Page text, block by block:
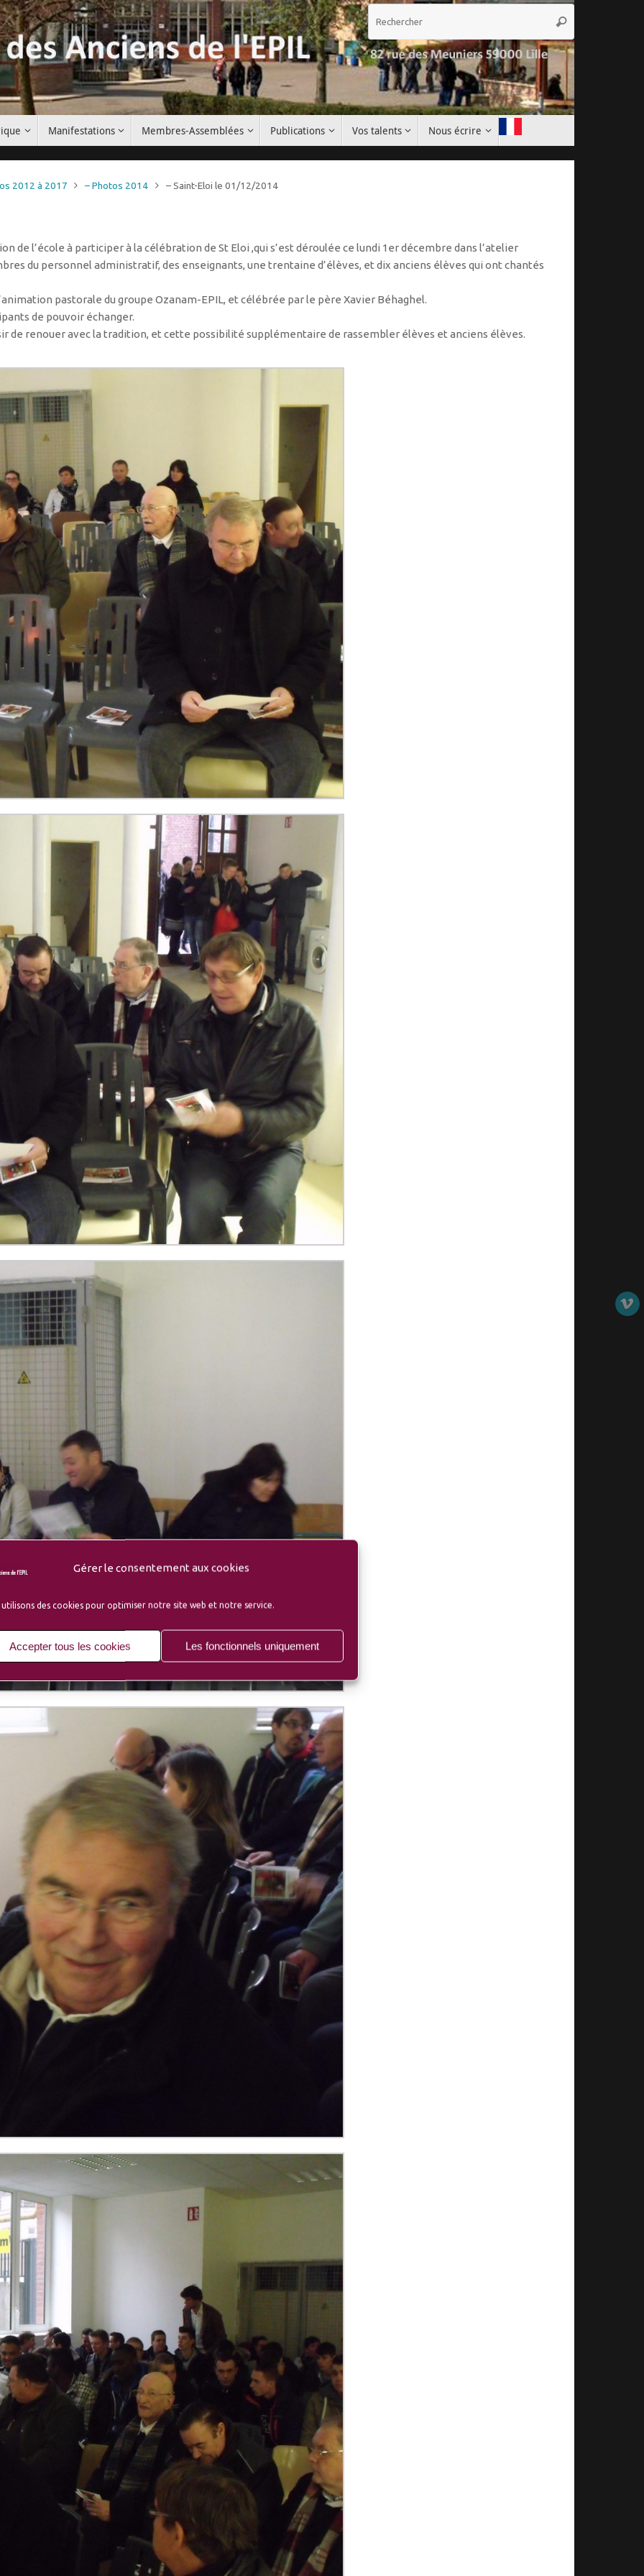
Gérer le consentement aux cookies
utilisons des cookies pour optimiser notre site web et notre service.
Accepter tous les cookies Les fonctionnels uniquement
:
Rechercher
Manifestations Membres-Assemblées Publications Vos talents Nous écrire
2012 à 2017 – Photos 2014 – Saint-Eloi le 01/12/2014
de l’école à participer à la célébration de St Eloi ,qui s’est déroulée ce lundi 1er décembre dans l’atelier
du personnel administratif, des enseignants, une trentaine d’élèves, et dix anciens élèves qui ont chantés
pastorale du groupe Ozanam-EPIL, et célébrée par le père Xavier Béhaghel.
de pouvoir échanger.
de renouer avec la tradition, et cette possibilité supplémentaire de rassembler élèves et anciens élèves.